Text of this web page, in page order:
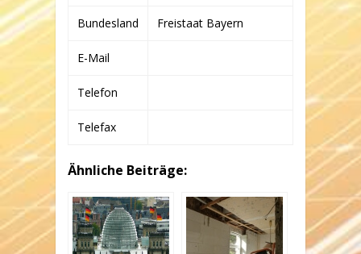
Bundesland Freistaat Bayern
E-Mail
Telefon
Telefax
Ähnliche Beiträge: